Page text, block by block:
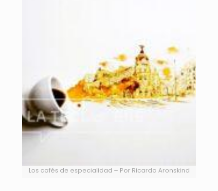
Los cafés de especialidad – Por Ricardo Aronskind